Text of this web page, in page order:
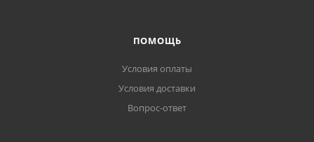
ПОМОЩЬ
Условия оплаты
Условия доставки
Вопрос-ответ